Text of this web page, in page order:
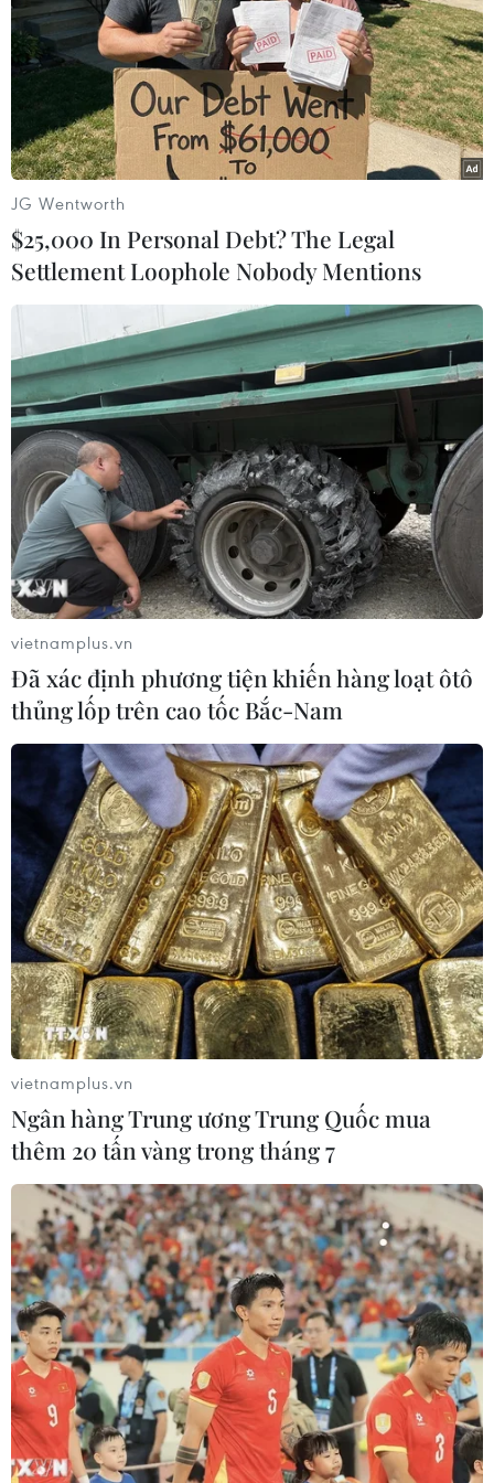
Tổng thống Pakistan giải tán Quốc hội,
chuẩn bị cho tổng tuyển cử
10/08/2023 02:56
Tổng thống Pakistan Arif Alvi đã tuyên bố giải tán Quốc
hội, đồng nghĩa chính phủ do Thủ tướng Shahbaz Sharif
đứng đầu sẽ từ chức và tổng tuyển cử được tổ chức
trong vòng 90 ngày sau đó.
Pakistan: Các bên đàm phán chọn lãnh
đạo lâm thời trước thềm bầu cử
10/08/2023 15:13
Theo hiến pháp, hai bên sẽ có 3 ngày để ra quyết định
về vị trí lãnh đạo lâm thời, nếu không, nhiệm vụ này sẽ
được giao cho một ủy ban của quốc hội.
Tổng thống Pakistan yêu cầu bổ nhiệm
Thủ tướng tạm quyền
12/08/2023 00:17
JG Wentworth
$25,000 In Personal Debt? The Legal
Settlement Loophole Nobody Mentions
vietnamplus.vn
Đã xác định phương tiện khiến hàng loạt ôtô
thủng lốp trên cao tốc Bắc-Nam
vietnamplus.vn
Ngân hàng Trung ương Trung Quốc mua
thêm 20 tấn vàng trong tháng 7